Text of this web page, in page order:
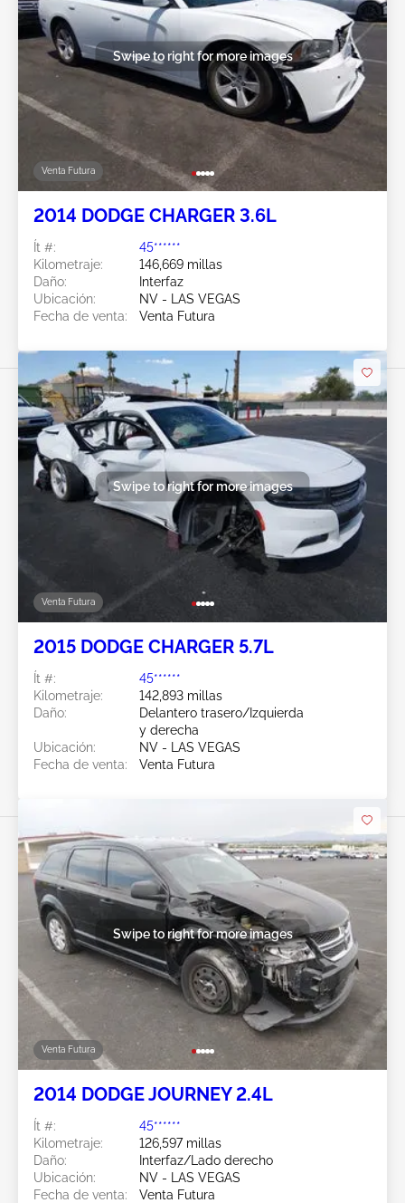
Venta Futura
Swipe to right for more images
2014 DODGE CHARGER 3.6L
Ít #:
45******
Kilometraje:
146,669 millas
Daño:
Interfaz
Ubicación:
NV - LAS VEGAS
Fecha de venta:
Venta Futura
Venta Futura
Swipe to right for more images
2015 DODGE CHARGER 5.7L
Ít #:
45******
Kilometraje:
142,893 millas
Daño:
Delantero trasero/Izquierda
y derecha
Ubicación:
NV - LAS VEGAS
Fecha de venta:
Venta Futura
Venta Futura
Swipe to right for more images
2014 DODGE JOURNEY 2.4L
Ít #:
45******
Kilometraje:
126,597 millas
Daño:
Interfaz/Lado derecho
Ubicación:
NV - LAS VEGAS
Fecha de venta:
Venta Futura